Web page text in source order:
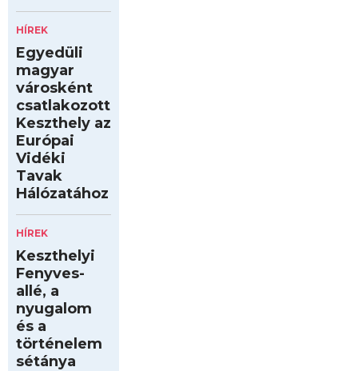
HÍREK
Egyedüli
magyar
városként
csatlakozott
Keszthely az
Európai
Vidéki
Tavak
Hálózatához
HÍREK
Keszthelyi
Fenyves-
allé, a
nyugalom
és a
történelem
sétánya